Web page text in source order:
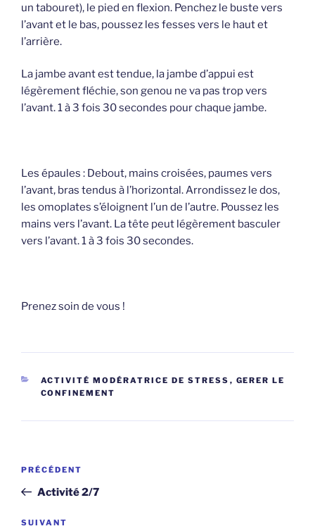
un tabouret), le pied en flexion. Penchez le buste vers
l’avant et le bas, poussez les fesses vers le haut et
l’arrière.
La jambe avant est tendue, la jambe d’appui est
légèrement fléchie, son genou ne va pas trop vers
l’avant. 1 à 3 fois 30 secondes pour chaque jambe.
Les épaules : Debout, mains croisées, paumes vers
l’avant, bras tendus à l’horizontal. Arrondissez le dos,
les omoplates s’éloignent l’un de l’autre. Poussez les
mains vers l’avant. La tête peut légèrement basculer
vers l’avant. 1 à 3 fois 30 secondes.
Prenez soin de vous !
CATÉGORIES
ACTIVITÉ MODÉRATRICE DE STRESS , GERER LE
CONFINEMENT
Navigation
l’article
Article
précédent
PRÉCÉDENT
Activité 2/7
Article
SUIVANT